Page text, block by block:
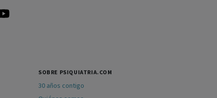
SOBRE PSIQUIATRIA.COM
30 años contigo